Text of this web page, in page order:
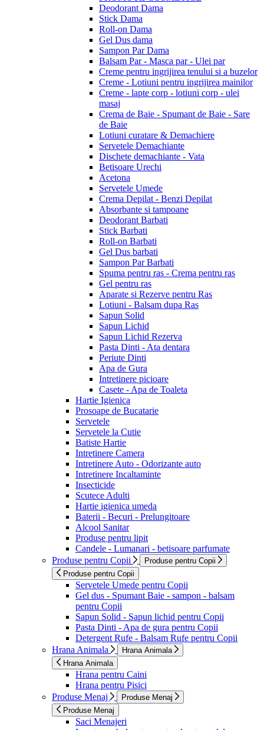
Deodorant Dama
Stick Dama
Roll-on Dama
Gel Dus dama
Sampon Par Dama
Balsam Par - Masca par - Ulei par
Creme pentru ingrijirea tenului si a buzelor
Creme - Lotiuni pentru ingrijirea mainilor
Creme - lapte corp - lotiuni corp - ulei
masaj
Crema de Baie - Spumant de Baie - Sare
de Baie
Lotiuni curatare & Demachiere
Servetele Demachiante
Dischete demachiante - Vata
Betisoare Urechi
Acetona
Servetele Umede
Crema Depilat - Benzi Depilat
Absorbante si tampoane
Deodorant Barbati
Stick Barbati
Roll-on Barbati
Gel Dus barbati
Sampon Par Barbati
Spuma pentru ras - Crema pentru ras
Gel pentru ras
Aparate si Rezerve pentru Ras
Lotiuni - Balsam dupa Ras
Sapun Solid
Sapun Lichid
Sapun Lichid Rezerva
Pasta Dinti - Ata dentara
Periute Dinti
Apa de Gura
Intretinere picioare
Casete - Apa de Toaleta
Hartie Igienica
Prosoape de Bucatarie
Servetele
Servetele la Cutie
Batiste Hartie
Intretinere Camera
Intretinere Auto - Odorizante auto
Intretinere Incaltaminte
Insecticide
Scutece Adulti
Hartie igienica umeda
Baterii - Becuri - Prelungitoare
Alcool Sanitar
Produse pentru lipit
Candele - Lumanari - betisoare parfumate
Produse pentru Copii
Produse pentru Copii
Produse pentru Copii
Servetele Umede pentru Copii
Gel dus - Spumant Baie - sampon - balsam
pentru Copii
Sapun Solid - Sapun lichid pentru Copii
Pasta Dinti - Apa de gura pentru Copii
Detergent Rufe - Balsam Rufe pentru Copii
Hrana Animala
Hrana Animala
Hrana Animala
Hrana pentru Caini
Hrana pentru Pisici
Produse Menaj
Produse Menaj
Produse Menaj
Saci Menajeri